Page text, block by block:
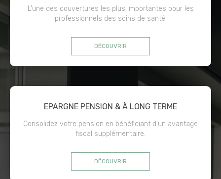
L'une des couvertures les plus importantes pour les
professionnels des soins de santé.
DÉCOUVRIR
EPARGNE PENSION & À LONG TERME
Consolidez votre pension en bénéficiant d'un avantage
fiscal supplémentaire.
DÉCOUVRIR